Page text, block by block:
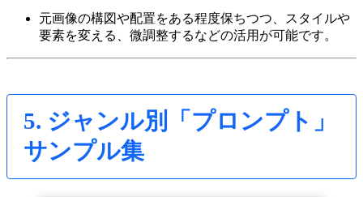
元画像の構図や配置をある程度保ちつつ、スタイルや
要素を変える、微調整するなどの活用が可能です。
5. ジャンル別「プロンプト」
サンプル集